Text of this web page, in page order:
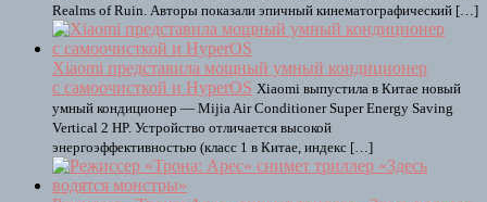
Realms of Ruin. Авторы показали эпичный кинематографический […]
Xiaomi представила мощный умный кондиционер
с самоочисткой и HyperOS Xiaomi выпустила в Китае новый
умный кондиционер — Mijia Air Conditioner Super Energy Saving
Vertical 2 HP. Устройство отличается высокой
энергоэффективностью (класс 1 в Китае, индекс […]